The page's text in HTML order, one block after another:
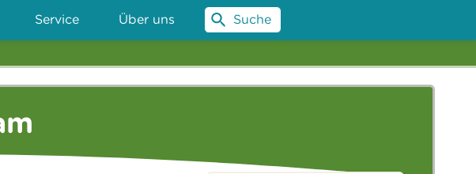
Service Über uns Suche